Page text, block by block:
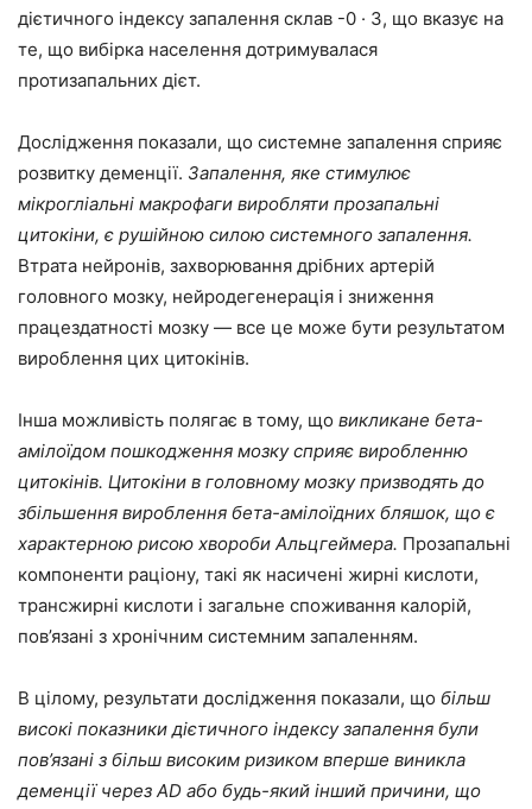
дієтичного індексу запалення склав -0 · 3, що вказує на
те, що вибірка населення дотримувалася
протизапальних дієт.
Дослідження показали, що системне запалення сприяє
розвитку деменції. Запалення, яке стимулює
мікрогліальні макрофаги виробляти прозапальні
цитокіни, є рушійною силою системного запалення.
Втрата нейронів, захворювання дрібних артерій
головного мозку, нейродегенерація і зниження
працездатності мозку — все це може бути результатом
вироблення цих цитокінів.
Інша можливість полягає в тому, що викликане бета-
амілоїдом пошкодження мозку сприяє виробленню
цитокінів. Цитокіни в головному мозку призводять до
збільшення вироблення бета-амілоїдних бляшок, що є
характерною рисою хвороби Альцгеймера. Прозапальні
компоненти раціону, такі як насичені жирні кислоти,
трансжирні кислоти і загальне споживання калорій,
пов’язані з хронічним системним запаленням.
В цілому, результати дослідження показали, що більш
високі показники дієтичного індексу запалення були
пов’язані з більш високим ризиком вперше виникла
деменції через AD або будь-який інший причини, що